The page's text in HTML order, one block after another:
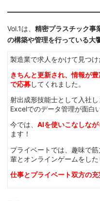
Vol.1は、 精密プラスチック事
の構築や管理を行っている大
製造業で求人をかけて見つけ
きちんと更新され、情報が
で応募してくれました。
射出成形技能士として入社
Excelでのデータ管理が面白
今では、 AIを使いこなしな
ます！
プライベートでは、趣味で
輩とオンラインゲームをした
仕事とプライベート双方の